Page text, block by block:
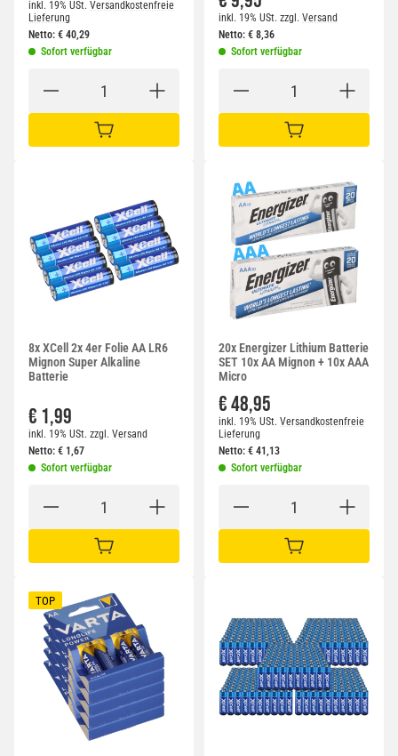
inkl. 19% USt. Versandkostenfreie
Lieferung
Netto: € 40,29
Sofort verfügbar
IN DEN WARENKORB
inkl. 19% USt. zzgl. Versand
Netto: € 8,36
Sofort verfügbar
IN DEN WARENKORB
8x XCell 2x 4er Folie AA LR6
Mignon Super Alkaline
Batterie
€ 1,99
inkl. 19% USt. zzgl. Versand
Netto: € 1,67
Sofort verfügbar
IN DEN WARENKORB
20x Energizer Lithium Batterie
SET 10x AA Mignon + 10x AAA
Micro
€ 48,95
inkl. 19% USt. Versandkostenfreie
Lieferung
Netto: € 41,13
Sofort verfügbar
IN DEN WARENKORB
TOP